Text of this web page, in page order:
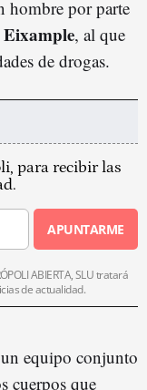
hombre por parte
Eixample, al que
de drogas.
para recibir las
APUNTARME
ABIERTA, SLU tratará
de actualidad.
equipo conjunto
cuerpos que